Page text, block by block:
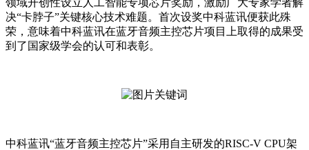
决“卡脖子”关键核心技术难题。首次设奖中科蓝讯便获此殊
荣，意味着中科蓝讯在蓝牙音频主控芯片项目上取得的成果受
到了国家级学会的认可和表彰。
中科蓝讯“蓝牙音频主控芯片”采用自主研发的RISC-V CPU架